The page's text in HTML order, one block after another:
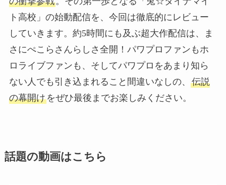
ト高校」の始動配信を、今回は徹底的にレビュー
していきます。約5時間にも及ぶ超大作配信は、ま
さにぺこらさんらしさ全開！パワプロファンもホ
ロライブファンも、そしてパワプロをあまり知ら
ない人でも引き込まれること間違いなしの、 伝説
の幕開けをぜひ最後までお楽しみください。
話題の動画はこちら